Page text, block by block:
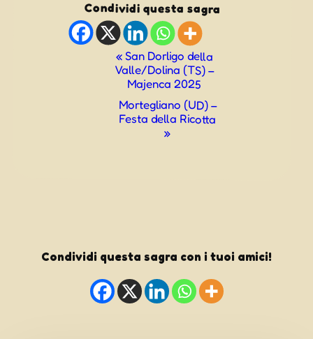
Condividi questa sagra
Navigazione
« San Dorligo della
Valle/Dolina (TS) –
Majenca 2025
Mortegliano (UD) –
Festa della Ricotta
»
Condividi questa sagra con i tuoi amici!